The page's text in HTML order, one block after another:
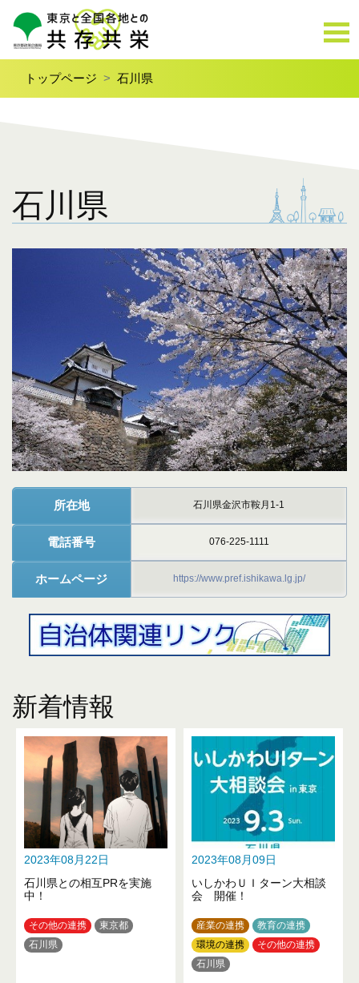
トップページ 石川県
石川県
所在地 石川県金沢市鞍月1-1
電話番号 076-225-1111
ホームページ https://www.pref.ishikawa.lg.jp/
新着情報
2023年08月22日
石川県との相互PRを実施
中！
その他の連携
東京都
石川県
2023年08月09日
いしかわＵＩターン大相談
会 開催！
産業の連携
教育の連携
環境の連携
その他の連携
石川県